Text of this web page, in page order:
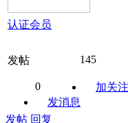
认证会员
发帖 145
0
加关注
发消息
发帖 回复